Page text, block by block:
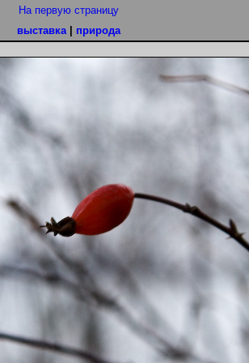
На первую страницу
выставка| природа